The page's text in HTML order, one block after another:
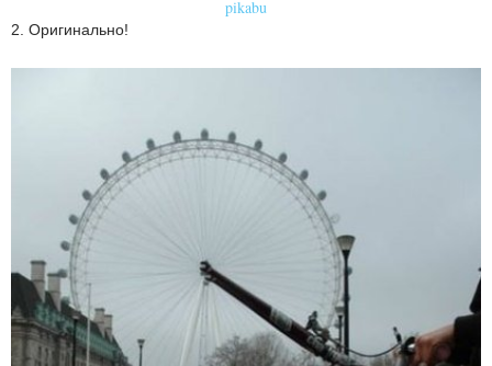
pikabu
2. Оригинально!